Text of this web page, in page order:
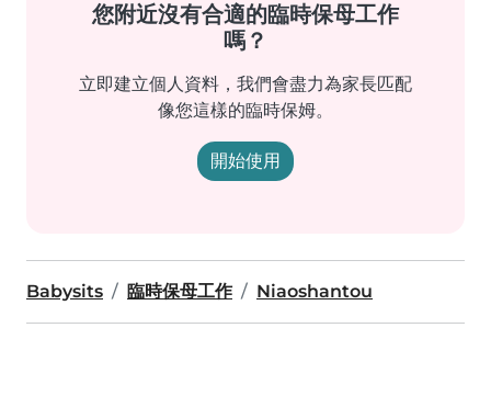
您附近沒有合適的臨時保母工作
嗎？
立即建立個人資料，我們會盡力為家長匹配
像您這樣的臨時保姆。
開始使用
Babysits 臨時保母工作 Niaoshantou